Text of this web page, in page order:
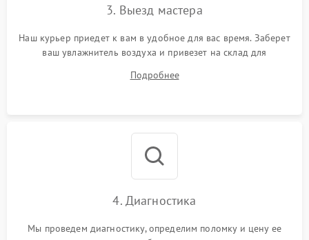
3. Выезд мастера
Наш курьер приедет к вам в удобное для вас время. Заберет
ваш увлажнитель воздуха и привезет на склад для
Подробнее
4. Диагностика
Мы проведем диагностику, определим поломку и цену ее